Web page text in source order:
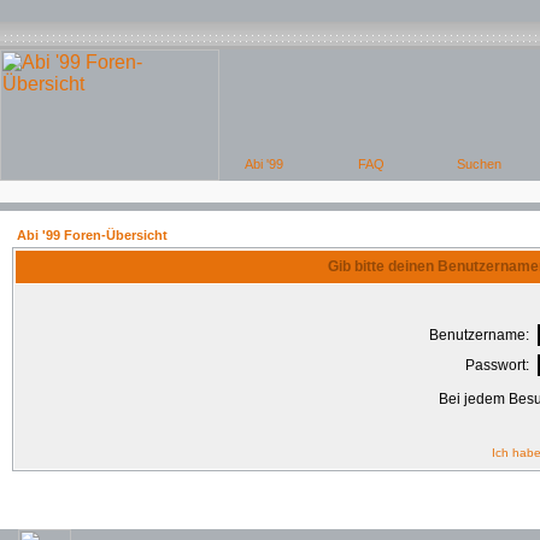
Abi '99 Foren-Übersicht
Gib bitte deinen
Benutzername:
Passwort:
Bei jedem
Ich